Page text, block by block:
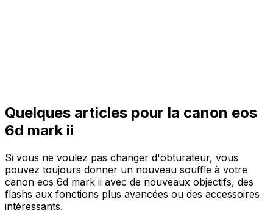
Quelques articles pour la canon eos
6d mark ii
Si vous ne voulez pas changer d'obturateur, vous
pouvez toujours donner un nouveau souffle à votre
canon eos 6d mark ii avec de nouveaux objectifs, des
flashs aux fonctions plus avancées ou des accessoires
intéressants.